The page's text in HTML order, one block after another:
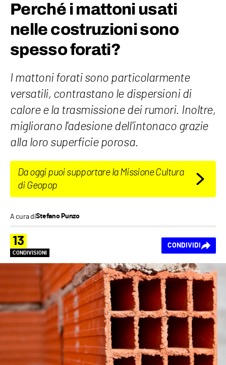
Perché i mattoni usati
nelle costruzioni sono
spesso forati?
I mattoni forati sono particolarmente
versatili, contrastano le dispersioni di
calore e la trasmissione dei rumori. Inoltre,
migliorano l'adesione dell'intonaco grazie
alla loro superficie porosa.
Da oggi puoi supportare la Missione Cultura
di Geopop
A cura diStefano Punzo
13
CONDIVISIONI
CONDIVIDI